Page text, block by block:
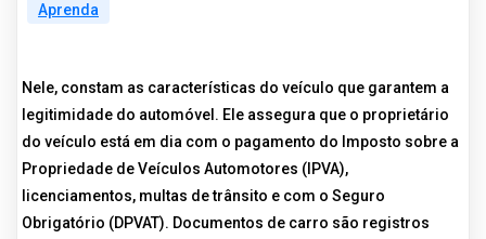
Aprenda
Nele, constam as características do veículo que garantem a
legitimidade do automóvel. Ele assegura que o proprietário
do veículo está em dia com o pagamento do Imposto sobre a
Propriedade de Veículos Automotores (IPVA),
licenciamentos, multas de trânsito e com o Seguro
Obrigatório (DPVAT). Documentos de carro são registros